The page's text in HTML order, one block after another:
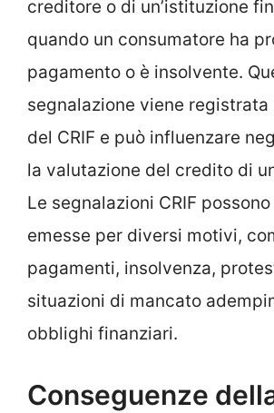
creditore o di un’istituzione
quando un consumatore ha
pagamento o è insolvente.
segnalazione viene registrata
del CRIF e può influenzare
la valutazione del credito di
Le segnalazioni CRIF
emesse per diversi motivi,
pagamenti, insolvenza,
situazioni di mancato
obblighi finanziari.
Conseguenze